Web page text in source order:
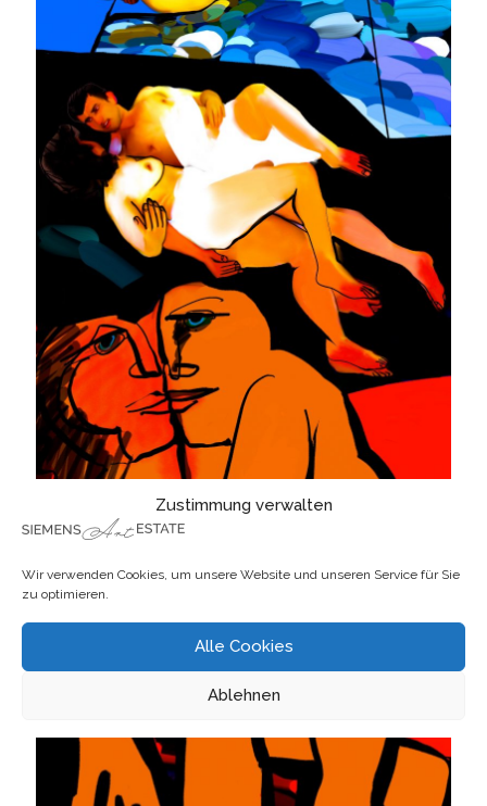
Zustimmung verwalten
Wir verwenden Cookies, um unsere Website und unseren Service für Sie
zu optimieren.
Alle Cookies
Ablehnen